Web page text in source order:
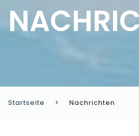
Startseite Nachrichten